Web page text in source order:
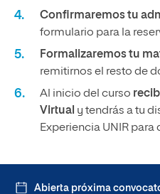
Confirmaremos tu
formulario para la
Formalizaremos tu
remitirnos el resto de
Al inicio del curso
Virtual y tendrás a tu
Experiencia UNIR para
Abierta próxima